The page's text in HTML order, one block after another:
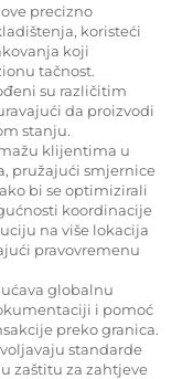
precizno
koristeći
koji
tačnost.
su različitim
da proizvodi
stanju.
klijentima u
pružajući smjernice
bi se optimizirali
koordinacije
na više lokacija
pravovremenu
globalnu
i pomoć
preko granica.
standarde
zaštitu za zahtjeve